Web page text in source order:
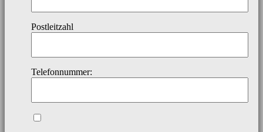
Postleitzahl
Telefonnummer: